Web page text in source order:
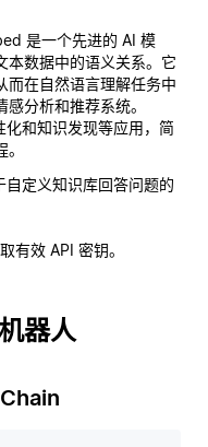
是一个先进的 AI 模
本数据中的语义关系。它
而在自然语言理解任务中
分析和推荐系统。
和知识发现等应用，简
定义知识库回答问题的
有效 API 密钥。
器人